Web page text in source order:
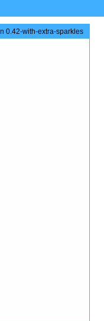
0.42-with-extra-sparkles